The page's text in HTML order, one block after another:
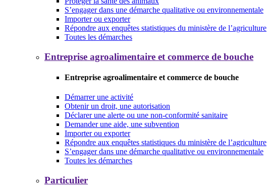
S’engager dans une démarche qualitative ou environnementale
Importer ou exporter
Répondre aux enquêtes statistiques du ministère de l’agriculture
Toutes les démarches
Entreprise agroalimentaire et commerce de bouche
Entreprise agroalimentaire et commerce de bouche
Démarrer une activité
Obtenir un droit, une autorisation
Déclarer une alerte ou une non-conformité sanitaire
Demander une aide, une subvention
Importer ou exporter
Répondre aux enquêtes statistiques du ministère de l’agriculture
S’engager dans une démarche qualitative ou environnementale
Toutes les démarches
Particulier